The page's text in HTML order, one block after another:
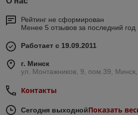
Рейтинг не сформирован
Менее 5 отзывов за последний год
Работает с 19.09.2011
г. Минск
ул. Монтажников, 9, пом.39,
Контакты
Сегодня выходнойПоказать